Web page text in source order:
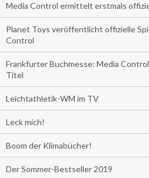
Media Control ermittelt erstmals
Planet Toys veröffentlicht offizielle
Control
Frankfurter Buchmesse: Media
Titel
Leichtathletik-WM im TV
Leck mich!
Boom der Klimabücher!
Der Sommer-Bestseller 2019